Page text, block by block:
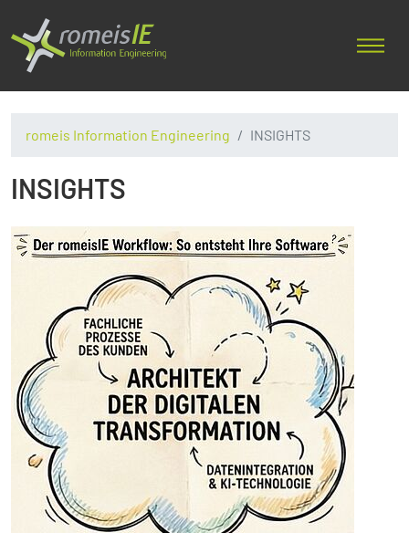
romeis Information Engineering INSIGHTS
INSIGHTS